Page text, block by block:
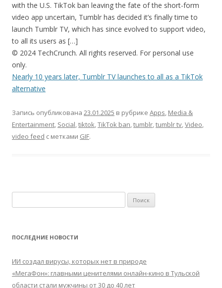
with the U.S. TikTok ban leaving the fate of the short-form
video app uncertain, Tumblr has decided it’s finally time to
launch Tumblr TV, which has since evolved to support video,
to all its users as […]
© 2024 TechCrunch. All rights reserved. For personal use
only.
Nearly 10 years later, Tumblr TV launches to all as a TikTok
alternative
Запись опубликована 23.01.2025 в рубрике Apps, Media &
Entertainment, Social,tiktok,TikTok ban,tumblr,tumblr tv,Video,
video feed с метками GIF.
ПОСЛЕДНИЕ НОВОСТИ
ИИ создал вирусы, которых нет в природе
«МегаФон»: главными ценителями онлайн-кино в Тульской
области стали мужчины от 30 до 40 лет